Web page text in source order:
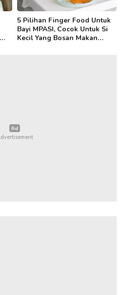
5 Pilihan Finger Food Untuk
Bayi MPASI, Cocok Untuk Si
Kecil Yang Bosan Makan